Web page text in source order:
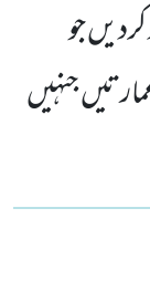
جو
جنہیں